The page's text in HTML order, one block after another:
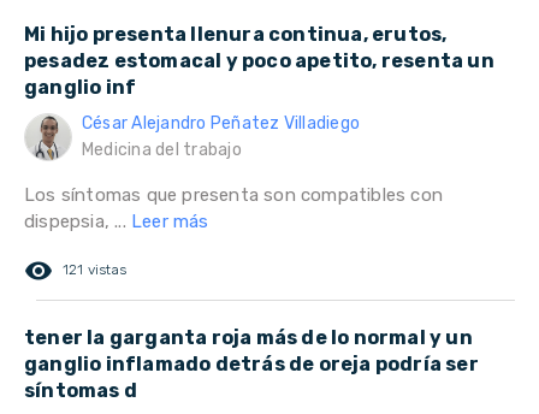
Mi hijo presenta llenura continua, erutos,
pesadez estomacal y poco apetito, resenta un
ganglio inf
César Alejandro Peñatez Villadiego
Medicina del trabajo
Los síntomas que presenta son compatibles con
dispepsia, ... Leer más
remove_red_eye 121 vistas
tener la garganta roja más de lo normal y un
ganglio inflamado detrás de oreja podría ser
síntomas d